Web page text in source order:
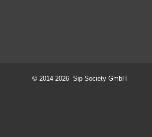
© 2014-2026 Sip Society GmbH